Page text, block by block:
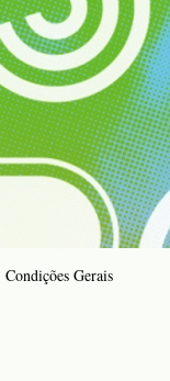
Condições Gerais